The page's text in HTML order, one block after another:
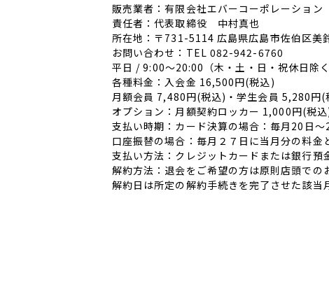
販売業者：有限会社エバーコーポレーション
責任者：代表取締役 中村真也
所在地：〒731-5114 広島県広島市佐伯区美
お問い合わせ：TEL 082-942-6760
平日 / 9:00～20:00（木・土・日・祝休日除
各種料金：入会金 16,500円(税込)
月額会員 7,480円(税込)・学生会員 5,280円(
オプション：月額契約ロッカー 1,000円(税
支払い時期：カード決算の場合：毎月20日
口座振替の場合：毎月２７日に当月分の料金
支払い方法：クレジットカードまたは銀行
解約方法：退会をご希望の方は原則店頭での
解約日は所定の解約手続きを完了させた該当